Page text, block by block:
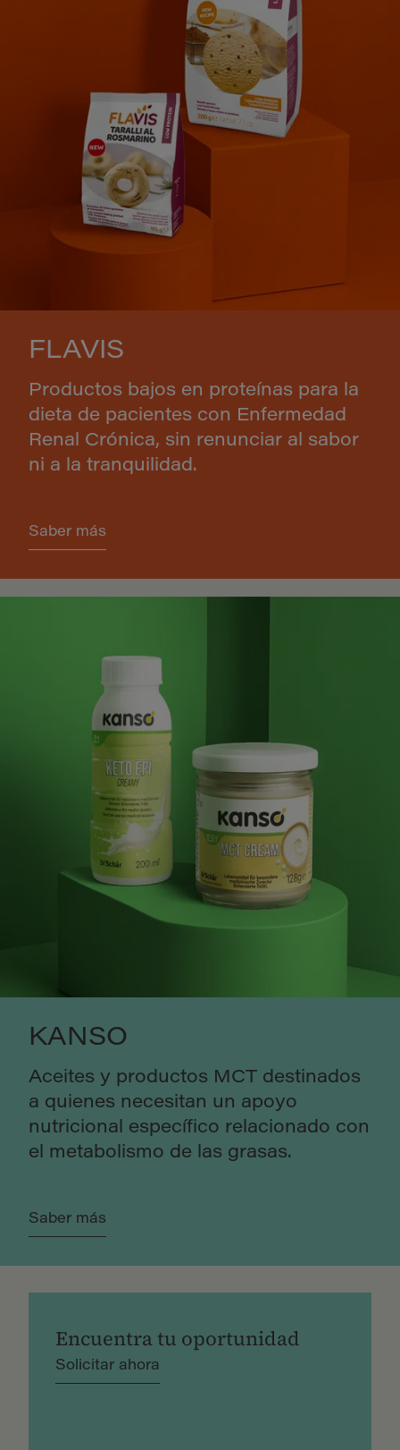
FLAVIS
Productos bajos en proteínas para la
dieta de pacientes con Enfermedad
Renal Crónica, sin renunciar al sabor
ni a la tranquilidad.
Saber más
KANSO
Aceites y productos MCT destinados
a quienes necesitan un apoyo
nutricional específico relacionado con
el metabolismo de las grasas.
Saber más
Encuentra tu oportunidad
Solicitar ahora